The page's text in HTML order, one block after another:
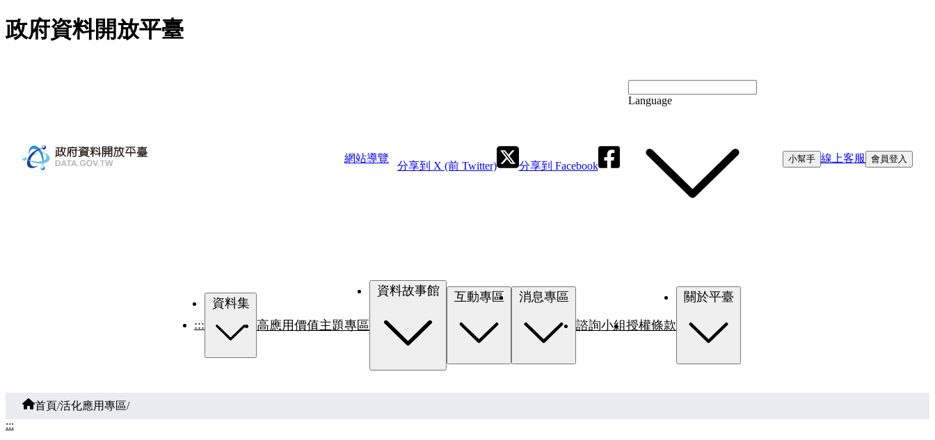
跳至主要內容
政府資料開放平臺
網站導覽
分享到 X (前 Twitter) 分享到 Facebook
Language
小幫手 線上客服 會員登入
:::
資料集
高應用價值主題專區
資料故事館
諮詢小組授權條款
首頁/活化應用專區/
:::